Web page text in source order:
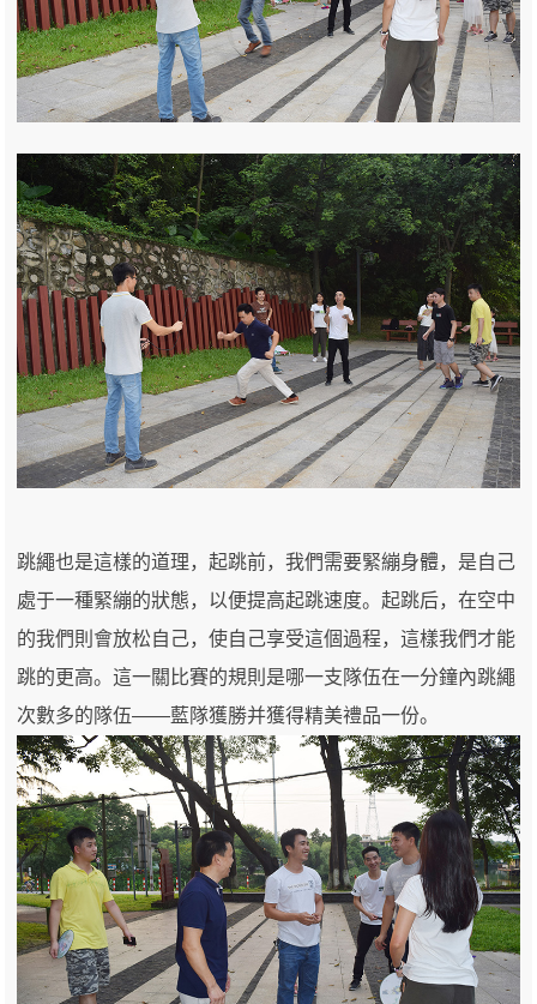
跳繩也是這樣的道理，起跳前，我們需要緊繃身體，是自己
處于一種緊繃的狀態，以便提高起跳速度。起跳后，在空中
的我們則會放松自己，使自己享受這個過程，這樣我們才能
跳的更高。這一關比賽的規則是哪一支隊伍在一分鐘內跳繩
次數多的隊伍——藍隊獲勝并獲得精美禮品一份。